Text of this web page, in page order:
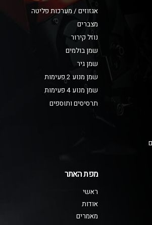
אגזוזים / מערכות פליטה
מצברים
נוזל קירור
שמן בולמים
שמן גיר
שמן מנוע 2 פעימות
שמן מנוע 4 פעימות
תרסיסים ותוספים
מפת האתר
ראשי
אודות
מאמרים